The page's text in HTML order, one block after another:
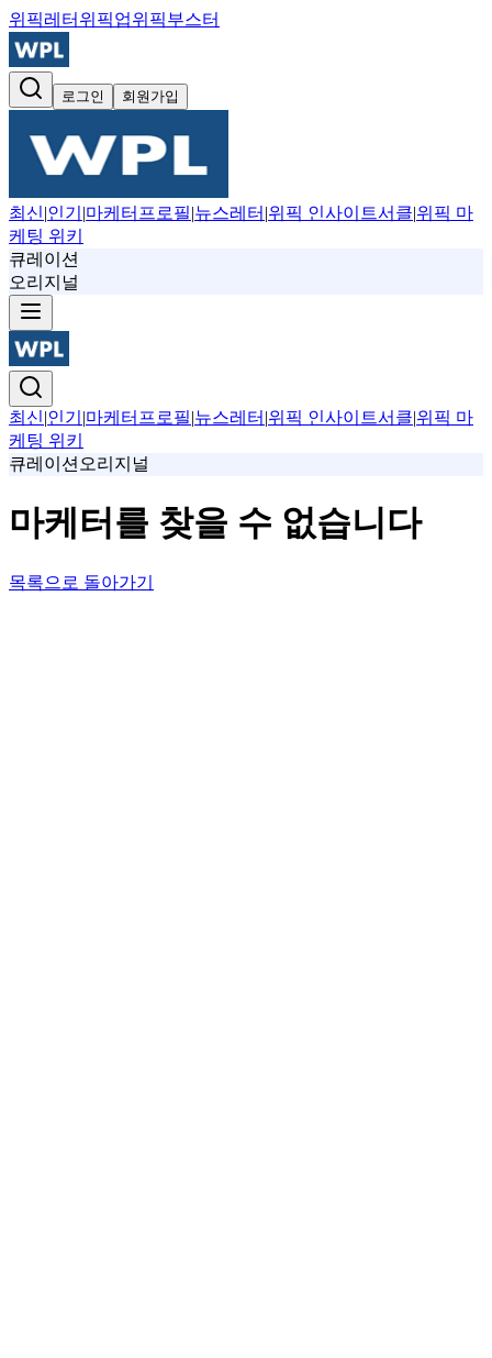
위픽레터 위픽업위픽부스터
로그인 회원가입
최신|인기 |마케터프로필|뉴스레터 |위픽 인사이트서클|위픽 마
케팅 위키
큐레이션
오리지널
최신|인기 |마케터프로필|뉴스레터 |위픽 인사이트서클|위픽 마
케팅 위키
큐레이션 오리지널
마케터를 찾을 수 없습니다
목록으로 돌아가기